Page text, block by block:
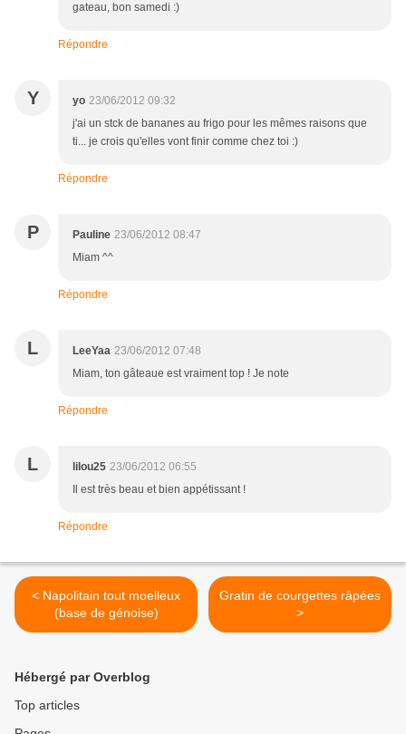
gateau, bon samedi :)
Répondre
Y yo 23/06/2012 09:32
j'ai un stck de bananes au frigo pour les mêmes raisons que
ti... je crois qu'elles vont finir comme chez toi :)
Répondre
P Pauline 23/06/2012 08:47
Miam ^^
Répondre
L LeeYaa 23/06/2012 07:48
Miam, ton gâteaue est vraiment top ! Je note
Répondre
L lilou25 23/06/2012 06:55
Il est très beau et bien appétissant !
Répondre
< Napolitain tout moelleux
(base de génoise)
Gratin de courgettes râpées
>
Hébergé par Overblog
Top articles